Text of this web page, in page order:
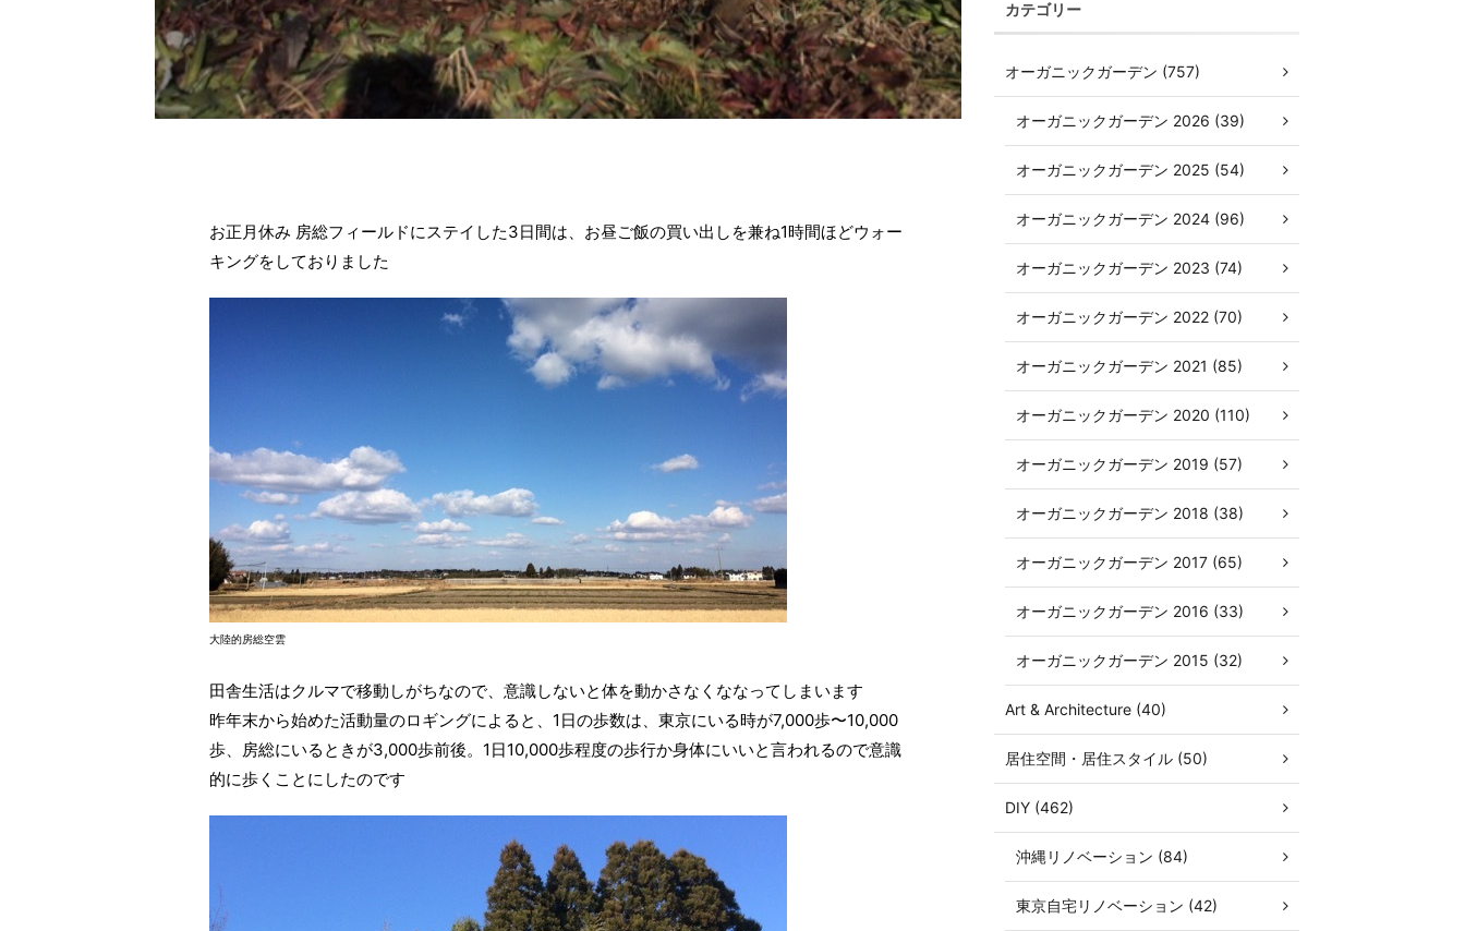
お正月休み 房総フィールドにステイした3日間は、お昼ご飯の買い出しを兼ね1時間ほどウォー
キングをしておりました
大陸的房総空雲
田舎生活はクルマで移動しがちなので、意識しないと体を動かさなくななってしまいます
昨年末から始めた活動量のロギングによると、1日の歩数は、東京にいる時が7,000歩〜10,000
歩、房総にいるときが3,000歩前後。1日10,000歩程度の歩行か身体にいいと言われるので意識
的に歩くことにしたのです
カテゴリー
オーガニックガーデン (757)
オーガニックガーデン 2026 (39)
オーガニックガーデン 2025 (54)
オーガニックガーデン 2024 (96)
オーガニックガーデン 2023 (74)
オーガニックガーデン 2022 (70)
オーガニックガーデン 2021 (85)
オーガニックガーデン 2020 (110)
オーガニックガーデン 2019 (57)
オーガニックガーデン 2018 (38)
オーガニックガーデン 2017 (65)
オーガニックガーデン 2016 (33)
オーガニックガーデン 2015 (32)
Art & Architecture (40)
居住空間・居住スタイル (50)
DIY (462)
沖縄リノベーション (84)
東京自宅リノベーション (42)